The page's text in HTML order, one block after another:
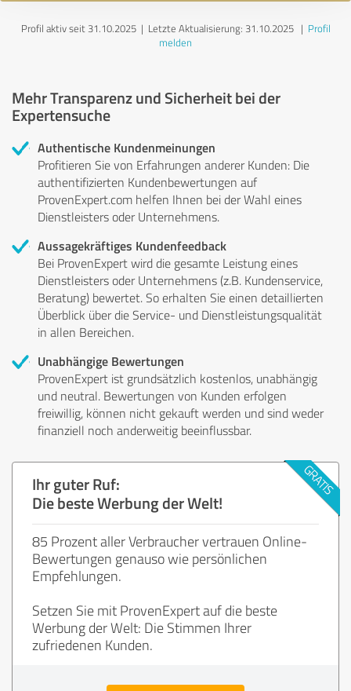
Profil aktiv seit 31.10.2025 | Letzte Aktualisierung: 31.10.2025| Profil
melden
Mehr Transparenz und Sicherheit bei der
Expertensuche
Authentische Kundenmeinungen
Profitieren Sie von Erfahrungen anderer Kunden: Die
authentifizierten Kundenbewertungen auf
ProvenExpert.com helfen Ihnen bei der Wahl eines
Dienstleisters oder Unternehmens.
Aussagekräftiges Kundenfeedback
Bei ProvenExpert wird die gesamte Leistung eines
Dienstleisters oder Unternehmens (z.B. Kundenservice,
Beratung) bewertet. So erhalten Sie einen detaillierten
Überblick über die Service- und Dienstleistungsqualität
in allen Bereichen.
Unabhängige Bewertungen
ProvenExpert ist grundsätzlich kostenlos, unabhängig
und neutral. Bewertungen von Kunden erfolgen
freiwillig, können nicht gekauft werden und sind weder
finanziell noch anderweitig beeinflussbar.
Ihr guter Ruf:
Die beste Werbung der Welt!
85 Prozent aller Verbraucher vertrauen Online-
Bewertungen genauso wie persönlichen
Empfehlungen.
Setzen Sie mit ProvenExpert auf die beste
Werbung der Welt: Die Stimmen Ihrer
zufriedenen Kunden.